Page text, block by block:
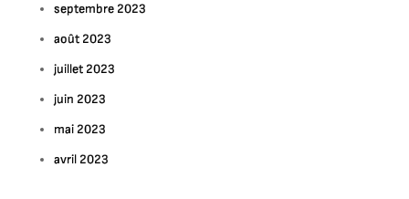
septembre 2023
août 2023
juillet 2023
juin 2023
mai 2023
avril 2023